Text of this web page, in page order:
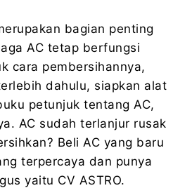
bagian penting
AC tetap berfungsi
cara pembersihannya,
dahulu, siapkan alat
petunjuk tentang AC,
AC sudah terlanjur rusak
Beli AC yang baru
terpercaya dan punya
yaitu CV ASTRO.